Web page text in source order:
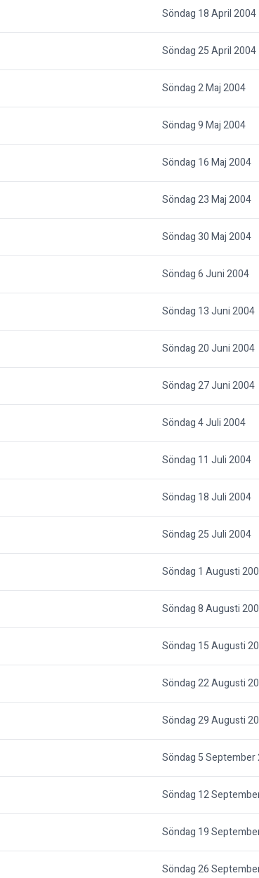
Söndag 18 April 2004
Söndag 25 April 2004
Söndag 2 Maj 2004
Söndag 9 Maj 2004
Söndag 16 Maj 2004
Söndag 23 Maj 2004
Söndag 30 Maj 2004
Söndag 6 Juni 2004
Söndag 13 Juni 2004
Söndag 20 Juni 2004
Söndag 27 Juni 2004
Söndag 4 Juli 2004
Söndag 11 Juli 2004
Söndag 18 Juli 2004
Söndag 25 Juli 2004
Söndag 1 Augusti
Söndag 8 Augusti
Söndag 15 Augusti
Söndag 22 Augusti
Söndag 29 Augusti
Söndag 5 September
Söndag 12
Söndag 19
Söndag 26